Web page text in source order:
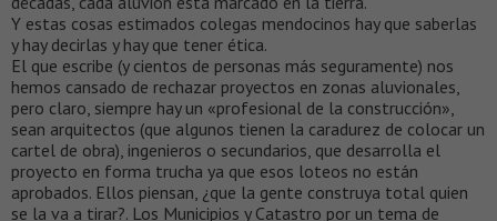
Y estas cosas estimados colegas mendocinos hay que saberlas
y hay decirlas y hay que tener ética.
El que escribe (y cientos de personas más seguramente) nos
hemos cansado de rechazar proyectos en zonas aluvionales,
pero claro, siempre hay un «profesional de la construcción»,
sean arquitectos (que algunos tienen la caradurez de colocar un
cartel de obra), ingenieros o secundarios, que desarrolla el
proyecto en forma trucha ya que esos loteos no están
aprobados. Ellos piensan, ¿que la gente construya total quien
se la va a tirar?. Los Municipios y Catastro por un tema de